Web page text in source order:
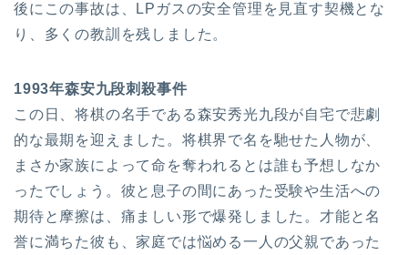
後にこの事故は、LPガスの安全管理を見直す契機とな
り、多くの教訓を残しました。
1993年森安九段刺殺事件
この日、将棋の名手である森安秀光九段が自宅で悲劇
的な最期を迎えました。将棋界で名を馳せた人物が、
まさか家族によって命を奪われるとは誰も予想しなか
ったでしょう。彼と息子の間にあった受験や生活への
期待と摩擦は、痛ましい形で爆発しました。才能と名
誉に満ちた彼も、家庭では悩める一人の父親であった